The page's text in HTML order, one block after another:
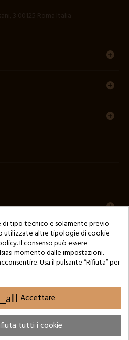
s.r.l.s. P.IVA/C.F.: 13466181008
1449325 - Registro delle Imprese di
Roma
by M.Borzacchini - TestSide
di tipo tecnico e solamente previo
utilizzate altre tipologie di cookie
Il consenso può essere
momento dalle impostazioni.
Usa il pulsante “Rifiuta” per
Accettare
tutti i cookie